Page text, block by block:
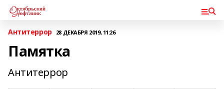
Антитеррор 28 ДЕКАБРЯ 2019, 11:26
Памятка
Антитеррор